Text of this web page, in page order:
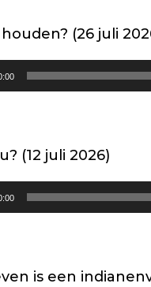
(26 juli
(12 juli 2026)
is een